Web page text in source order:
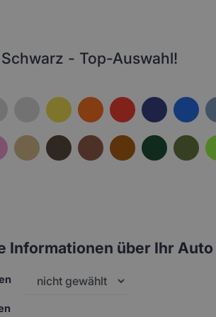
Schwarz - Top-Auswahl!
Informationen über Ihr